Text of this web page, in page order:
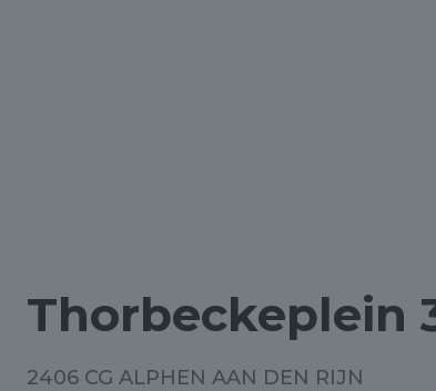
Thorbeckeplein
2406 CG ALPHEN AAN DEN RIJN